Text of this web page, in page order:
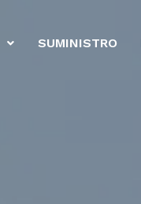
SUMINISTRO